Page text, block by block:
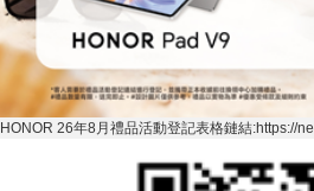
HONOR 26年8 月禮品活動登記表格鏈結:https://